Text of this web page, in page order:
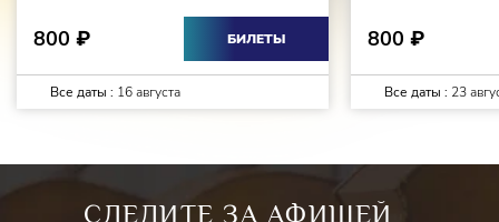
800 ₽ БИЛЕТЫ
Все даты : 16 августа
800 ₽
Все даты : 23
СЛЕДИТЕ ЗА АФИШЕЙ